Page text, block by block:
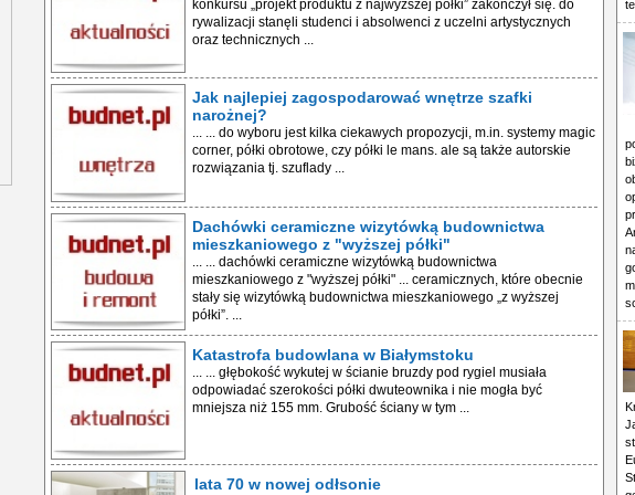
konkursu „projekt produktu z najwyższej półki” zakończył się. do
rywalizacji stanęli studenci i absolwenci z uczelni artystycznych
oraz technicznych ...
Jak najlepiej zagospodarować wnętrze szafki
narożnej?
... ... do wyboru jest kilka ciekawych propozycji, m.in. systemy magic
corner, półki obrotowe, czy półki le mans. ale są także autorskie
rozwiązania tj. szuflady ...
Dachówki ceramiczne wizytówką budownictwa
mieszkaniowego z "wyższej półki"
... ... dachówki ceramiczne wizytówką budownictwa
mieszkaniowego z "wyższej półki" ... ceramicznych, które obecnie
stały się wizytówką budownictwa mieszkaniowego „z wyższej
półki”. ...
Katastrofa budowlana w Białymstoku
... ... głębokość wykutej w ścianie bruzdy pod rygiel musiała
odpowiadać szerokości półki dwuteownika i nie mogła być
mniejsza niż 155 mm. Grubość ściany w tym ...
lata 70 w nowej odłsonie